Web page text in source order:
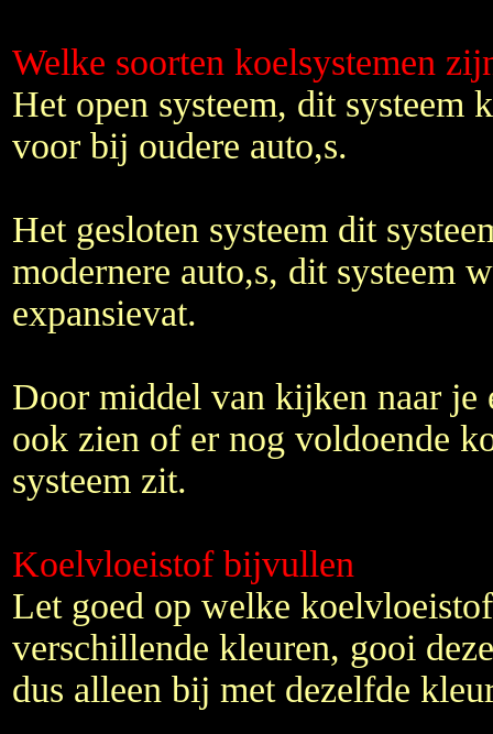
Welke soorten koelsystemen
Het open systeem, dit systeem
voor bij oudere auto,s.
Het gesloten systeem dit
modernere auto,s, dit systeem
expansievat.
Door middel van kijken naar je
ook zien of er nog voldoende
systeem zit.
Koelvloeistof bijvullen
Let goed op welke
verschillende kleuren, gooi
dus alleen bij met dezelfde